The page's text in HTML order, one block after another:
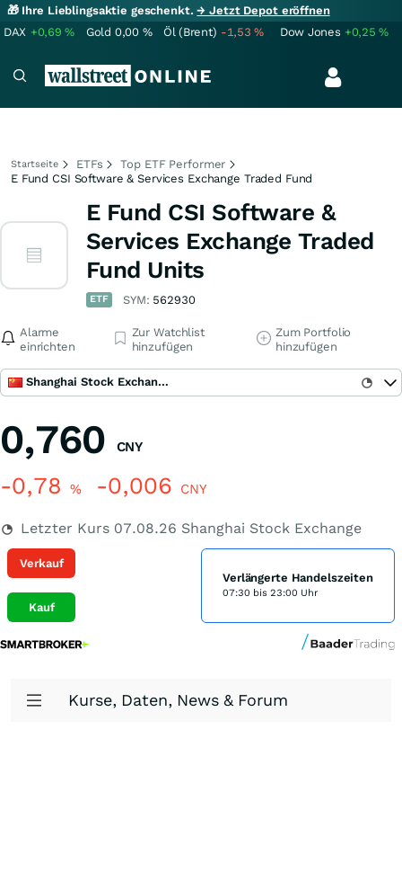
🎁 Ihre Lieblingsaktie geschenkt.→ Jetzt Depot eröffnen
DAX +0,69% Gold 0,00 % Öl (Brent) -1,53% Dow Jones +0,25%
Startseite ETFs
Top ETF Performer
E Fund CSI Software & Services Exchange Traded Fund
E Fund CSI Software &
Services Exchange Traded
Fund Units
ETF SYM: 562930
Alarme
einrichten
Zur Watchlist
hinzufügen
Zum Portfolio
hinzufügen
Shanghai Stock Exchange
0,760 CNY
-0,78 % -0,006 CNY
Letzter Kurs 07.08.26 Shanghai Stock Exchange
Verkauf
Kauf
Verlängerte Handelszeiten
07:30 bis 23:00 Uhr
Kurse, Daten, News & Forum